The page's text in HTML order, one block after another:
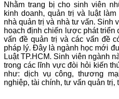
Nhằm trang bị cho sinh viên
kinh doanh, quản trị và luật
nhà quản trị và nhà tư vấn. Sinh
hoạch định chiến lược phát triển
vấn đề quản trị và các vấn đề
pháp lý. Đây là ngành học mới
Luật TP.HCM. Sinh viên ngành
trong các lĩnh vực đòi hỏi kiến
như: dịch vụ công, thương
nghiệp, tài chính, tư vấn quản